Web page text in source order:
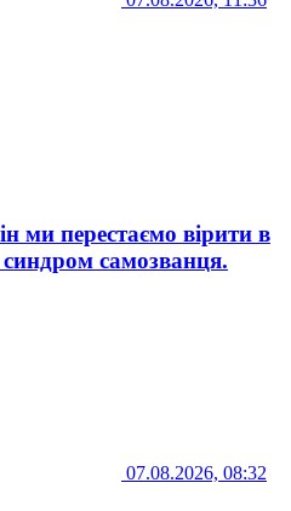
ми перестаємо вірити в
синдром самозванця.
07.08.2026, 08:32